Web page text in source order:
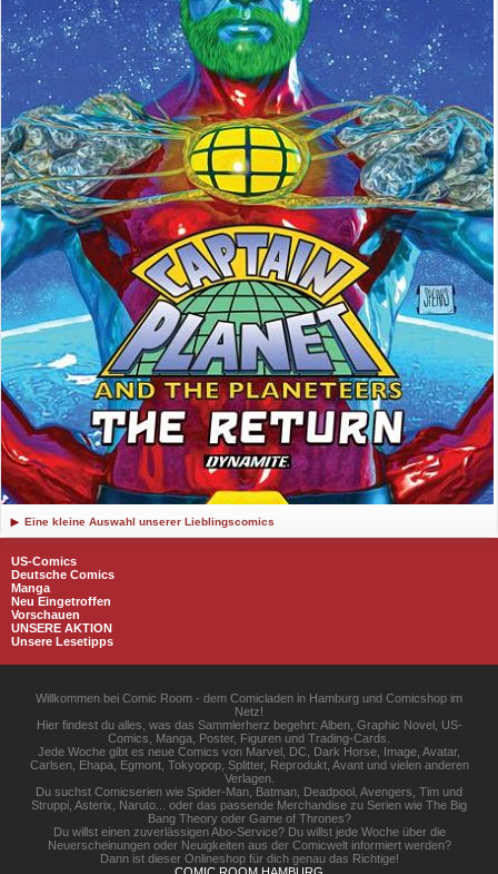
Eine kleine Auswahl unserer Lieblingscomics
US-Comics
Deutsche Comics
Manga
Neu Eingetroffen
Vorschauen
UNSERE AKTION
Unsere Lesetipps
Willkommen bei Comic Room - dem Comicladen in Hamburg und Comicshop im
Netz!
Hier findest du alles, was das Sammlerherz begehrt: Alben, Graphic Novel, US-
Comics, Manga, Poster, Figuren und Trading-Cards.
Jede Woche gibt es neue Comics von Marvel, DC, Dark Horse, Image, Avatar,
Carlsen, Ehapa, Egmont, Tokyopop, Splitter, Reprodukt, Avant und vielen anderen
Verlagen.
Du suchst Comicserien wie Spider-Man, Batman, Deadpool, Avengers, Tim und
Struppi, Asterix, Naruto... oder das passende Merchandise zu Serien wie The Big
Bang Theory oder Game of Thrones?
Du willst einen zuverlässigen Abo-Service? Du willst jede Woche über die
Neuerscheinungen oder Neuigkeiten aus der Comicwelt informiert werden?
Dann ist dieser Onlineshop für dich genau das Richtige!